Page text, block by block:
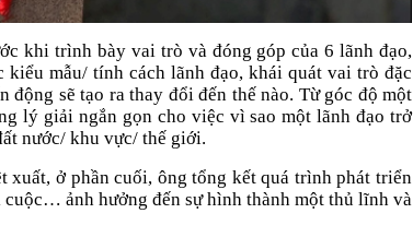
khi trình bày vai trò và đóng góp của 6 lãnh đạo,
mẫu/ tính cách lãnh đạo, khái quát vai trò đặc
động sẽ tạo ra thay đổi đến thế nào. Từ góc độ một
lý giải ngắn gọn cho việc vì sao một lãnh đạo trở
nước/ khu vực/ thế giới.
xuất, ở phần cuối, ông tổng kết quá trình phát triển
ảnh hưởng đến sự hình thành một thủ lĩnh và